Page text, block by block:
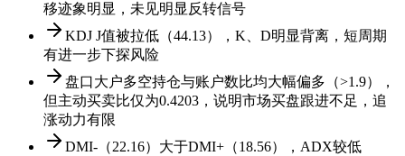
移迹象明显，未见明显反转信号
KDJ J值被拉低（44.13），K、D明显背离，短周期
有进一步下探风险
盘口大户多空持仓与账户数比均大幅偏多（>1.9），
但主动买卖比仅为0.4203，说明市场买盘跟进不足，追
涨动力有限
DMI-（22.16）大于DMI+（18.56），ADX较低